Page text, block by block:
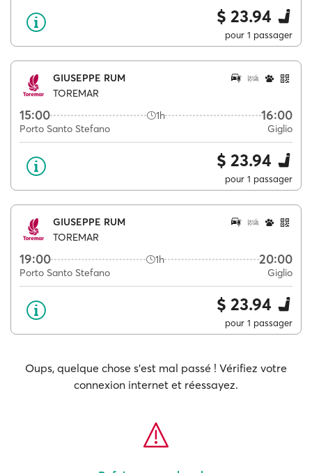
$ 23.94
pour 1 passager
GIUSEPPE RUM
TOREMAR
15:00 1h 16:00
Porto Santo Stefano Giglio
$ 23.94
pour 1 passager
GIUSEPPE RUM
TOREMAR
19:00 1h 20:00
Porto Santo Stefano Giglio
$ 23.94
pour 1 passager
Oups, quelque chose s'est mal passé ! Vérifiez votre
connexion internet et réessayez.